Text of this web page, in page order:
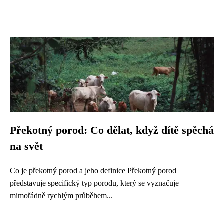
Překotný porod: Co dělat, když dítě spěchá
na svět
Co je překotný porod a jeho definice Překotný porod
představuje specifický typ porodu, který se vyznačuje
mimořádně rychlým průběhem...